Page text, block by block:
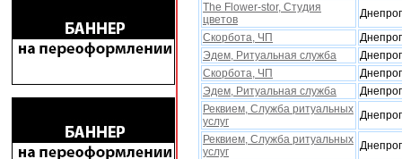
The Flower-stor, Студия
цветов
Скорбота, ЧП
Эдем, Ритуальная служба
Скорбота, ЧП
Эдем, Ритуальная служба
Реквием, Служба ритуальныx
услуг
Реквием, Служба ритуальныx
услуг